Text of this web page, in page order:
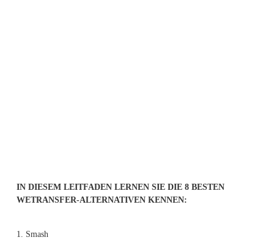
IN DIESEM LEITFADEN LERNEN SIE DIE 8 BESTEN
WETRANSFER-ALTERNATIVEN KENNEN:
1. Smash